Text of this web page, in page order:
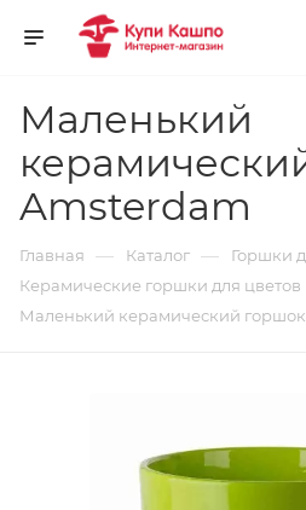
Маленький
Amsterdam
Главная — Каталог — Горшки
Керамические горшки для цветов
Маленький керамический